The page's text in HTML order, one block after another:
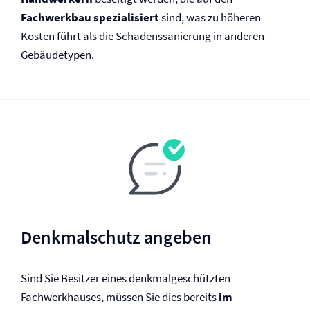
Fachwerkbau spezialisiertsind, was zu höheren
Kosten führt als die Schadenssanierung in anderen
Gebäudetypen.
Denkmalschutz angeben
Sind Sie Besitzer eines denkmalgeschützten
Fachwerkhauses, müssen Sie dies bereitsim